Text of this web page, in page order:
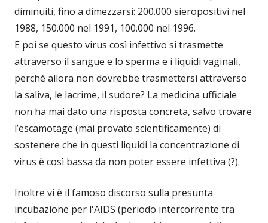
diminuiti, fino a dimezzarsi: 200.000 sieropositivi nel
1988, 150.000 nel 1991, 100.000 nel 1996.
E poi se questo virus così infettivo si trasmette
attraverso il sangue e lo sperma e i liquidi vaginali,
perché allora non dovrebbe trasmettersi attraverso
la saliva, le lacrime, il sudore? La medicina ufficiale
non ha mai dato una risposta concreta, salvo trovare
l’escamotage (mai provato scientificamente) di
sostenere che in questi liquidi la concentrazione di
virus è così bassa da non poter essere infettiva (?).
Inoltre vi è il famoso discorso sulla presunta
incubazione per l'AIDS (periodo intercorrente tra